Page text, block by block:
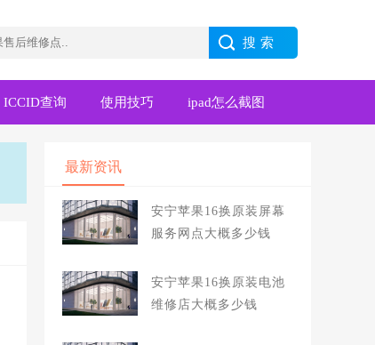
ICCID查询 使用技巧 ipad怎么截图
最新资讯
安宁苹果16换原装屏幕
服务网点大概多少钱
安宁苹果16换原装电池
维修店大概多少钱